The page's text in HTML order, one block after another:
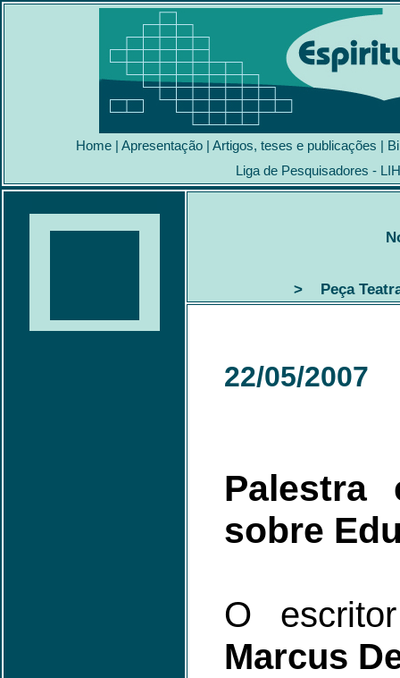
Home | Apresentação | Artigos, teses e publicações |
Liga de Pesquisadores -
> Peça
22/05/2007
Palestra
sobre
O
Marcus